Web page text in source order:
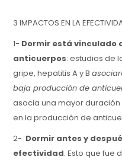
3 IMPACTOS EN LA
1- Dormir está vinculado
anticuerpos: estudios de
gripe, hepatitis A y B
baja producción de
asocia una mayor
en la producción de
2- Dormir antes y
efectividad. Esto que fue